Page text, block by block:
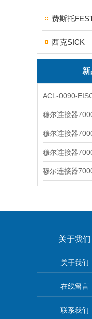
费斯托
西克SICK
穆尔连接器
穆尔连接器
穆尔连接器
穆尔连接器
关于我们
关于我们
在线留言
联系我们